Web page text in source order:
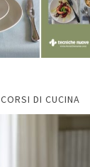
CORSI DI CUCINA